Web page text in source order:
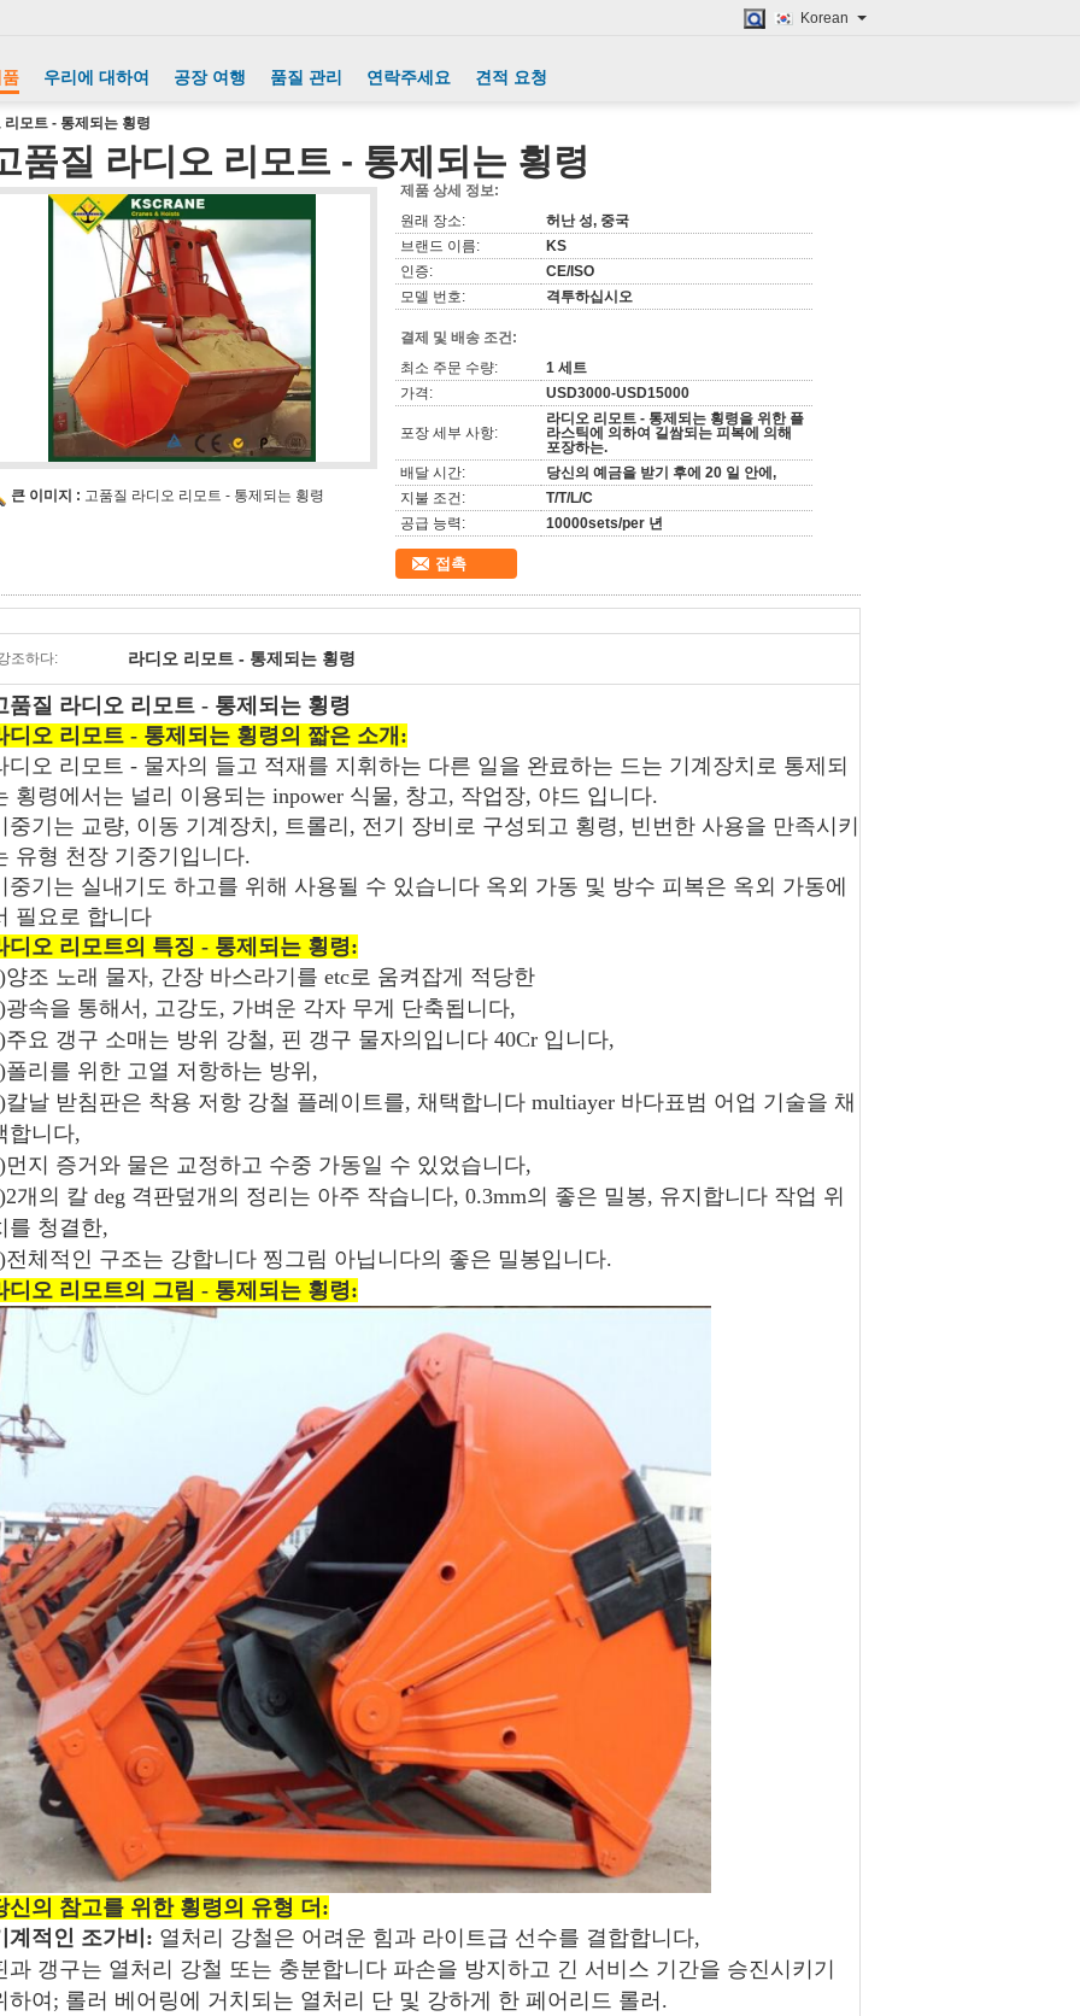
Korean
우리에 대하여 공장 여행 품질 관리 연락주세요 견적 요청
모트 - 통제되는 횡령
품질 라디오 리모트 - 통제되는 횡령
큰 이미지 : 고품질 라디오 리모트 - 통제되는 횡령
제품 상세 정보:
원래 장소:
허난 성, 중국
브랜드 이름:
KS
인증:
CE/ISO
모델 번호:
격투하십시오
결제 및 배송 조건:
최소 주문 수량:
1 세트
가격:
USD3000-USD15000
포장 세부 사항:
라디오 리모트 - 통제되는 횡령을 위한 플
라스틱에 의하여 길쌈되는 피복에 의해
포장하는.
배달 시간:
당신의 예금을 받기 후에 20 일 안에,
지불 조건:
T/T/L/C
공급 능력:
10000sets/per 년
접촉
조하다: 라디오 리모트 - 통제되는 횡령
품질 라디오 리모트 - 통제되는 횡령
디오 리모트 - 통제되는 횡령의 짧은 소개:
디오 리모트 - 물자의 들고 적재를 지휘하는 다른 일을 완료하는 드는 기계장치로 통제되
횡령에서는 널리 이용되는 inpower 식물, 창고, 작업장, 야드 입니다.
중기는 교량, 이동 기계장치, 트롤리, 전기 장비로 구성되고 횡령, 빈번한 사용을 만족시키
유형 천장 기중기입니다.
중기는 실내기도 하고를 위해 사용될 수 있습니다 옥외 가동 및 방수 피복은 옥외 가동에
필요로 합니다
디오 리모트의 특징 - 통제되는 횡령:
양조 노래 물자, 간장 바스라기를 etc로 움켜잡게 적당한
광속을 통해서, 고강도, 가벼운 각자 무게 단축됩니다,
주요 갱구 소매는 방위 강철, 핀 갱구 물자의입니다 40Cr 입니다,
폴리를 위한 고열 저항하는 방위,
칼날 받침판은 착용 저항 강철 플레이트를, 채택합니다 multiayer 바다표범 어업 기술을 채
합니다,
먼지 증거와 물은 교정하고 수중 가동일 수 있었습니다,
개의 칼 deg 격판덮개의 정리는 아주 작습니다, 0.3mm의 좋은 밀봉, 유지합니다 작업 위
를 청결한,
전체적인 구조는 강합니다 찡그림 아닙니다의 좋은 밀봉입니다.
디오 리모트의 그림 - 통제되는 횡령:
신의 참고를 위한 횡령의 유형 더:
계적인 조가비: 열처리 강철은 어려운 힘과 라이트급 선수를 결합합니다,
과 갱구는 열처리 강철 또는 충분합니다 파손을 방지하고 긴 서비스 기간을 승진시키기
하여; 롤러 베어링에 거치되는 열처리 단 및 강하게 한 페어리드 롤러.